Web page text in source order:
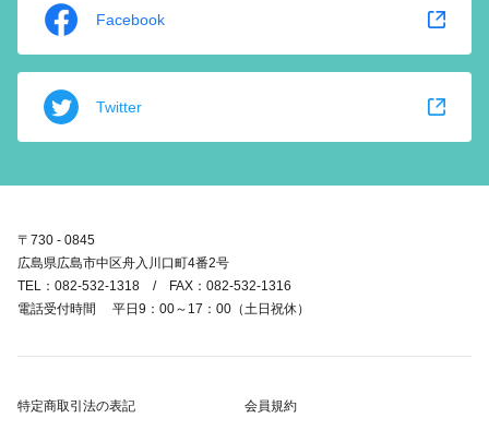
Facebook
Twitter
〒730 - 0845
広島県広島市中区舟入川口町4番2号
TEL：082-532-1318 / FAX：082-532-1316
電話受付時間 平日9：00～17：00（土日祝休）
特定商取引法の表記 会員規約